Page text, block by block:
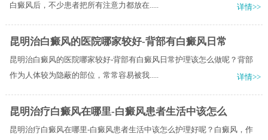
白癜风后，不少患者把所有注意力都放在.....
详情>>
昆明治白癜风的医院哪家较好-背部有白癜风日常
昆明治白癜风的医院哪家较好-背部有白癜风日常护理该怎么做呢？背部
作为人体较为隐蔽的部位，常常容易被我.....
详情>>
昆明治疗白癜风在哪里-白癜风患者生活中该怎么
昆明治疗白癜风在哪里-白癜风患者生活中该怎么护理好呢？白癜风，作